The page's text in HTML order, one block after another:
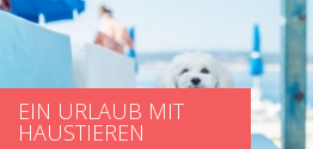
EIN URLAUB MIT
HAUSTIEREN